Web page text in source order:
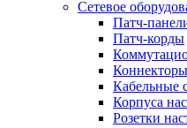
Сетевое
Патч-
Патч-корды
Кабельные
Корпуса
Розетки